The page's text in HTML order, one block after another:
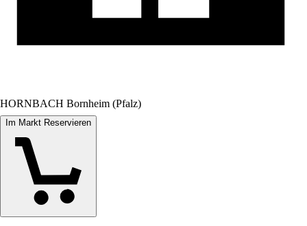
HORNBACH Bornheim (Pfalz)
Im Markt Reservieren